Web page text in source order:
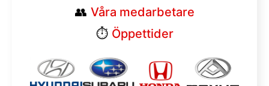
👥 Våra medarbetare
⏱︎ Öppettider